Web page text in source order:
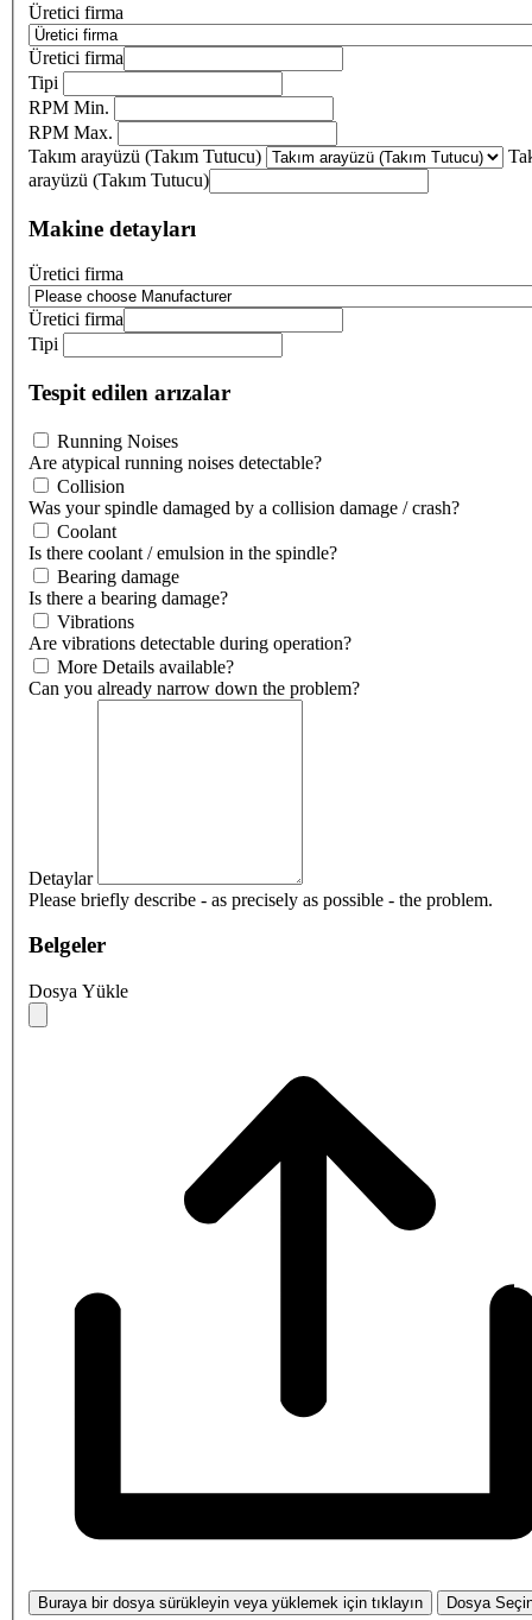
Üretici firma
Üretici firma
Tipi
RPM Min.
RPM Max.
Takım arayüzü (Takım Tutucu)
arayüzü (Takım Tutucu)
Makine detayları
Üretici firma
Üretici firma
Tipi
Tespit edilen arızalar
Running Noises
Are atypical running noises detectable?
Collision
Was your spindle damaged by a collision damage / crash?
Coolant
Is there coolant / emulsion in the spindle?
Bearing damage
Is there a bearing damage?
Vibrations
Are vibrations detectable during operation?
More Details available?
Can you already narrow down the problem?
Detaylar
Please briefly describe - as precisely as possible - the problem.
Belgeler
Dosya Yükle
Buraya bir dosya sürükleyin veya yüklemek için tıklayın Dosya